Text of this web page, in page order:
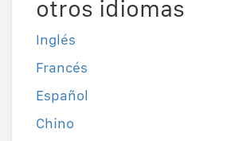
otros idiomas
Inglés
Francés
Español
Chino